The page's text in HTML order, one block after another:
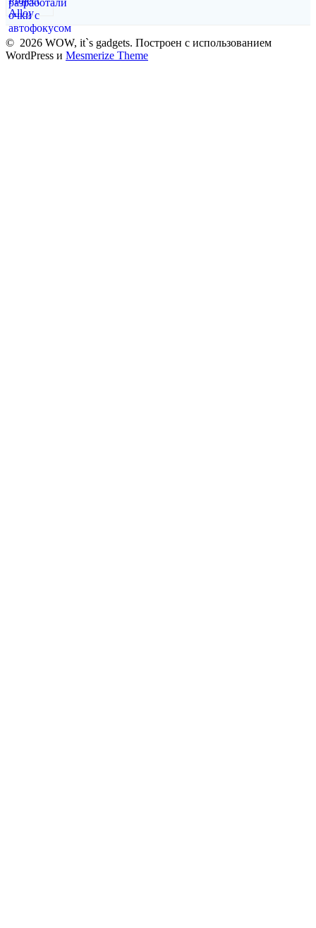
© 2026 WOW, it`s gadgets. Построен с использованием
WordPress и Mesmerize Theme